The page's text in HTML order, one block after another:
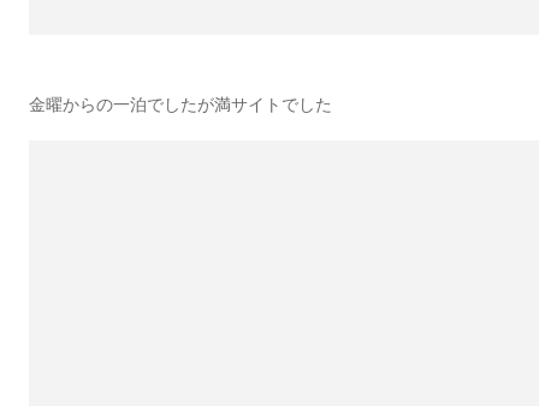
金曜からの一泊でしたが満サイトでした